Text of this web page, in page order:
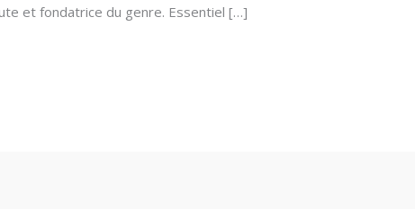
et fondatrice du genre. Essentiel […]